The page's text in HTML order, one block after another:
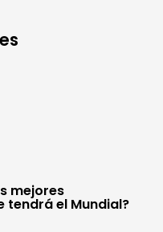
mejores
tendrá el Mundial?